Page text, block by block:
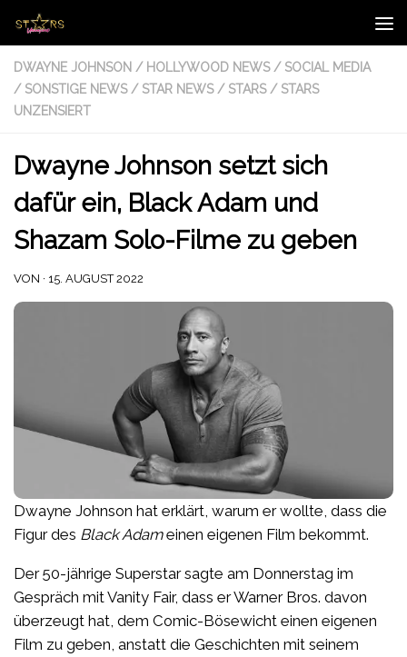
Zum Inhalt springen
DWAYNE JOHNSON / HOLLYWOOD NEWS / SOCIAL MEDIA
/ SONSTIGE NEWS / STAR NEWS / STARS / STARS
UNZENSIERT
Dwayne Johnson setzt sich
dafür ein, Black Adam und
Shazam Solo-Filme zu geben
VON · 15. AUGUST 2022
Dwayne Johnson hat erklärt, warum er wollte, dass die
Figur des Black Adameinen eigenen Film bekommt.
Der 50-jährige Superstar sagte am Donnerstag im
Gespräch mit Vanity Fair, dass er Warner Bros. davon
überzeugt hat, dem Comic-Bösewicht einen eigenen
Film zu geben, anstatt die Geschichten mit seinem